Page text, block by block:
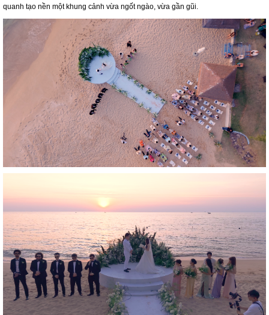
quanh tạo nền một khung cảnh vừa ngốt ngào, vừa gần gũi.